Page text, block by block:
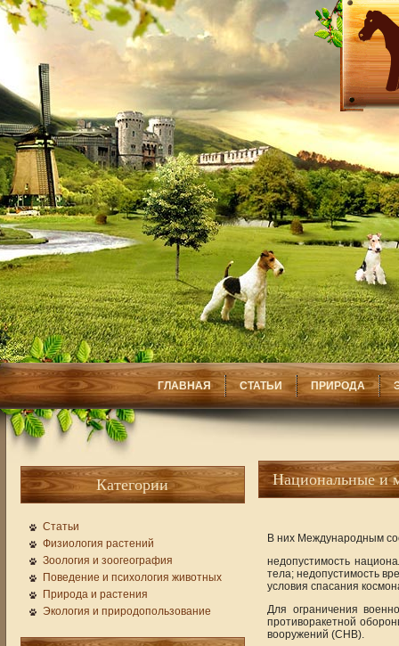
ГЛАВНАЯ СТАТЬИ ПРИРОДА
Категории
Статьи
Физиология растений
Зоология и зоогеография
Поведение и психология животных
Природа и растения
Экология и природопользование
Национальные и
В них Международным
недопустимость
тела; недопустимость
условия спасания
Для ограничения
противоракетной
вооружений (СНВ).